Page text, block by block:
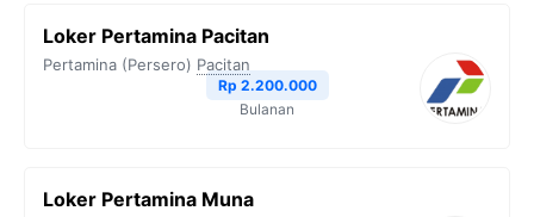
Loker Pertamina Pacitan
Pertamina (Persero) Pacitan
Rp 2.200.000
Bulanan
Loker Pertamina Muna